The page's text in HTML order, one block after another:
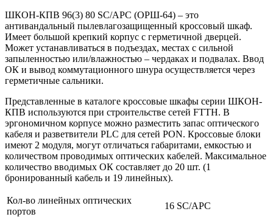
ШКОН-КПВ 96(3) 80 SC/APC (ОРШ-64) – это
антивандальный пылевлагозащищенный кроссовый шкаф.
Имеет большой крепкий корпус с герметичной дверцей.
Может устанавливаться в подъездах, местах с сильной
запыленностью или/влажностью – чердаках и подвалах. Ввод
ОК и вывод коммутационного шнура осуществляется через
герметичные сальники.
Представленные в каталоге кроссовые шкафы серии ШКОН-
КПВ используются при строительстве сетей FTTH. В
эргономичном корпусе можно разместить запас оптического
кабеля и разветвители PLC для сетей PON. Кроссовые блоки
имеют 2 модуля, могут отличаться габаритами, емкостью и
количеством проводимых оптических кабелей. Максимальное
количество вводимых ОК составляет до 20 шт. (1
бронированный кабель и 19 линейных).
Кол-во линейных оптических
портов
16 SC/APC